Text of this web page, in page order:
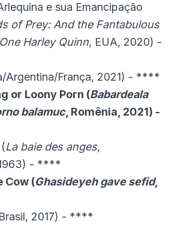
e sua Emancipação
of Prey: And the Fantabulous
Harley Quinn, EUA, 2020) -
Argentina/França, 2021) - ****
or Loony Porn (Babardeala
balamuc, Romênia, 2021) -
La baie des anges,
- ****
Cow (Ghasideyeh gave sefid,
2017) - ****